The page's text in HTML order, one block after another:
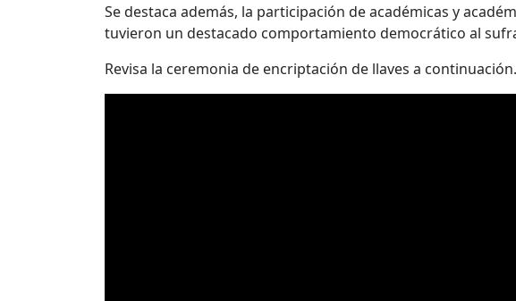
Se destaca además, la participación de académicas y
tuvieron un destacado comportamiento democrático al
Revisa la ceremonia de encriptación de llaves a continuación.